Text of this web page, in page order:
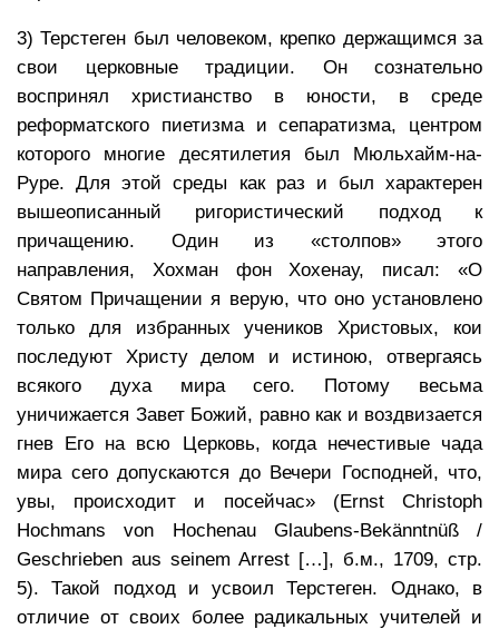
3) Терстеген был человеком, крепко держащимся за
свои церковные традиции. Он сознательно
воспринял христианство в юности, в среде
реформатского пиетизма и сепаратизма, центром
которого многие десятилетия был Мюльхайм-на-
Руре. Для этой среды как раз и был характерен
вышеописанный ригористический подход к
причащению. Один из «столпов» этого
направления, Хохман фон Хохенау, писал: «О
Святом Причащении я верую, что оно установлено
только для избранных учеников Христовых, кои
последуют Христу делом и истиною, отвергаясь
всякого духа мира сего. Потому весьма
уничижается Завет Божий, равно как и воздвизается
гнев Его на всю Церковь, когда нечестивые чада
мира сего допускаются до Вечери Господней, что,
увы, происходит и посейчас» (Ernst Christoph
Hochmans von Hochenau Glaubens-Bekänntnüß /
Geschrieben aus seinem Arrest […], б.м., 1709, стр.
5). Такой подход и усвоил Терстеген. Однако, в
отличие от своих более радикальных учителей и